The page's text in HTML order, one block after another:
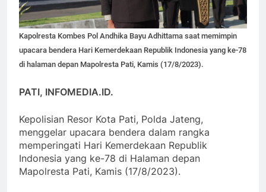
Kapolresta Kombes Pol Andhika Bayu Adhittama saat memimpin
upacara bendera Hari Kemerdekaan Republik Indonesia yang ke-78
di halaman depan Mapolresta Pati, Kamis (17/8/2023).
PATI, INFOMEDIA.ID.
Kepolisian Resor Kota Pati, Polda Jateng,
menggelar upacara bendera dalam rangka
memperingati Hari Kemerdekaan Republik
Indonesia yang ke-78 di Halaman depan
Mapolresta Pati, Kamis (17/8/2023).